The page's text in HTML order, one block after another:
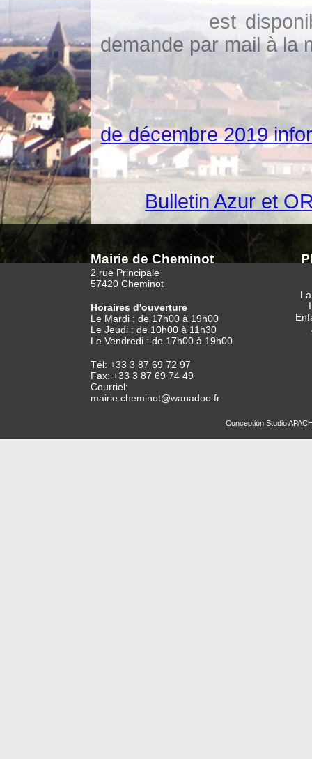
est disponible
demande par mailà la
de décembre 2019
Bulletin Azur et
Mairie de Cheminot
2 rue Principale
57420 Cheminot
Horaires d'ouverture
Le Mardi : de 17h00 à 19h00
Le Jeudi : de 10h00 à 11h30
Le Vendredi : de 17h00 à 19h00
Tél: +33 3 87 69 72 97
Fax: +33 3 87 69 74 49
Courriel:
mairie.cheminot@wanadoo.fr
Conception Studio